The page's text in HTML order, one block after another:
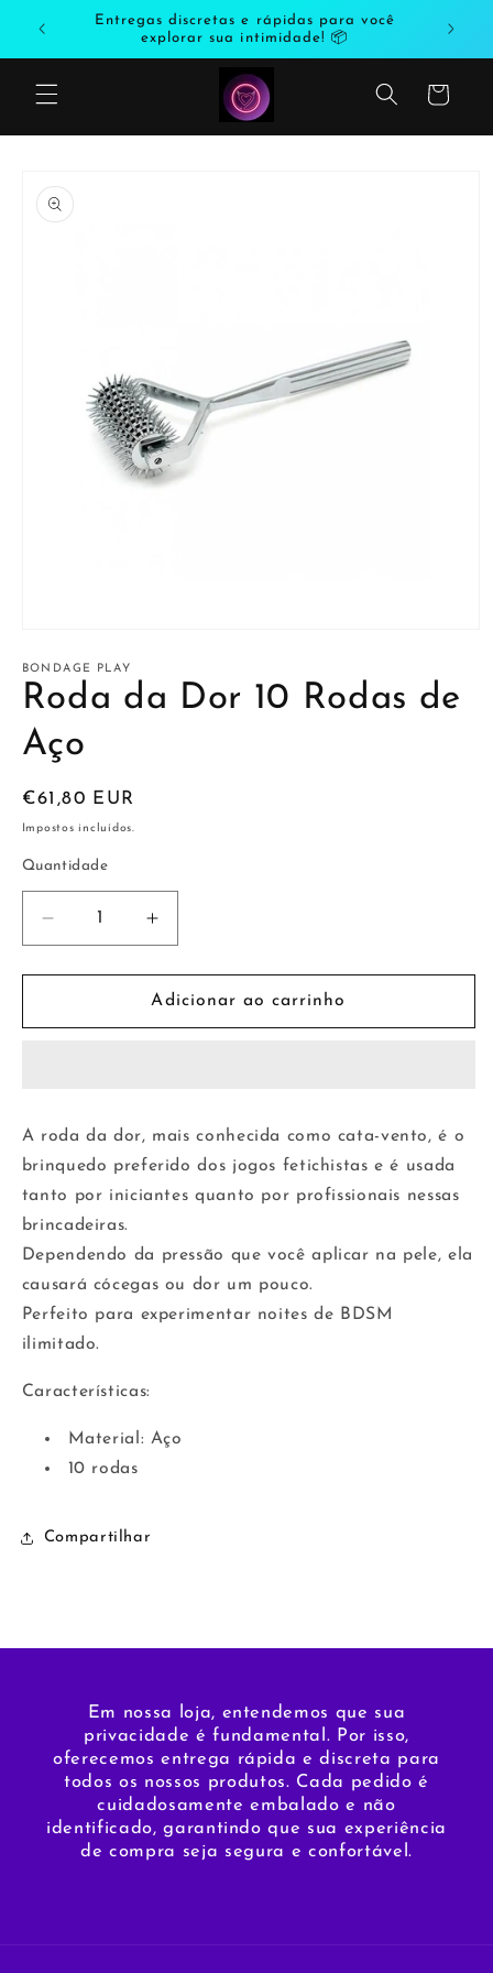
para o
Entregas discretas e rápidas para você
explorar sua intimidade! 📦
Carrinho
informação
do produto
multimédia
1
em
BONDAGE PLAY
Roda da Dor 10 Rodas de
Aço
Preço
normal
€61,80 EUR
Impostos incluídos.
Quantidade
Diminuir
a
quantidade
Roda
Rodas
de
Aço
Aumentar
a
quantidade
de
Roda
de
Aço
Adicionar ao carrinho
A roda da dor, mais conhecida como cata-vento, é o
brinquedo preferido dos jogos fetichistas e é usada
tanto por iniciantes quanto por profissionais nessas
brincadeiras.
Dependendo da pressão que você aplicar na pele, ela
causará cócegas ou dor um pouco.
Perfeito para experimentar noites de BDSM
ilimitado.
Características:
Material: Aço
10 rodas
Compartilhar
Em nossa loja, entendemos que sua
privacidade é fundamental. Por isso,
oferecemos entrega rápida e discreta para
todos os nossos produtos. Cada pedido é
cuidadosamente embalado e não
identificado, garantindo que sua experiência
de compra seja segura e confortável.